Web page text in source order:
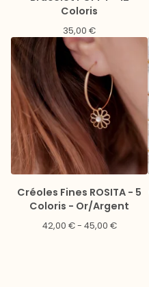
Coloris
35,00 €
Créoles Fines ROSITA - 5
Coloris - Or/Argent
42,00 €- 45,00 €